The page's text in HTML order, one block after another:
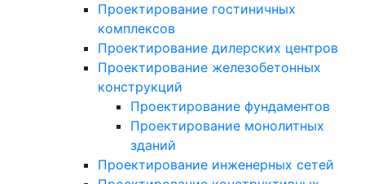
Проектирование гостиничных
комплексов
Проектирование дилерских центров
Проектирование железобетонных
конструкций
Проектирование фундаментов
Проектирование монолитных
зданий
Проектирование инженерных сетей